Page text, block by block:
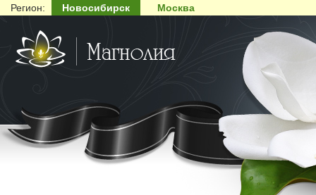
Регион: Новосибирск Москва